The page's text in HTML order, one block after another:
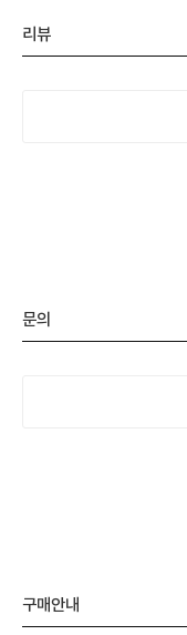
리뷰
문의
구매안내